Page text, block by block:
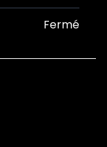
Fermé